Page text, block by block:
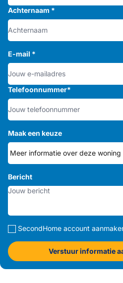
Achternaam *
E-mail *
Telefoonnummer*
Maak een keuze
Bericht
SecondHome account
Verstuur informatie